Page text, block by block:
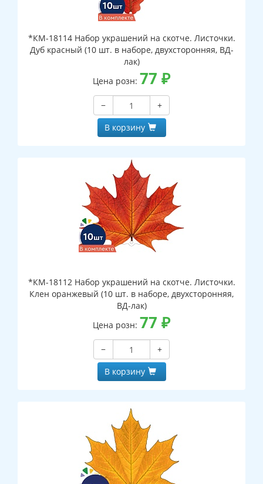
*КМ-18114 Набор украшений на скотче. Листочки.
Дуб красный (10 шт. в наборе, двухсторонняя, ВД-
лак)
Цена розн: 77 ₽
−
+
В корзину
*КМ-18112 Набор украшений на скотче. Листочки.
Клен оранжевый (10 шт. в наборе, двухсторонняя,
ВД-лак)
Цена розн: 77 ₽
−
+
В корзину